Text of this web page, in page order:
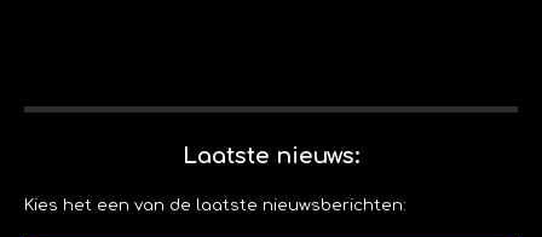
Laatste nieuws:
Kies het een van de laatste nieuwsberichten: